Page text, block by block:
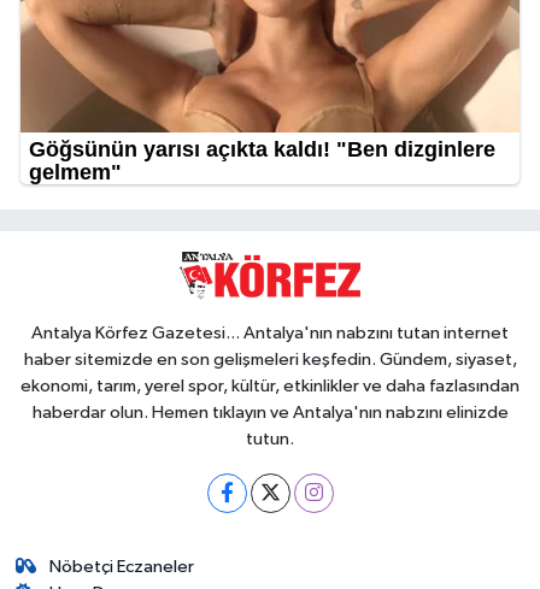
Antalya Körfez Gazetesi... Antalya'nın nabzını tutan internet
haber sitemizde en son gelişmeleri keşfedin. Gündem, siyaset,
ekonomi, tarım, yerel spor, kültür, etkinlikler ve daha fazlasından
haberdar olun. Hemen tıklayın ve Antalya'nın nabzını elinizde
tutun.
Nöbetçi Eczaneler